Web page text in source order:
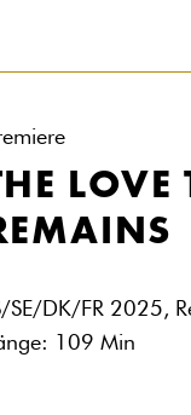
LOVE
SE/DK/FR 2025,
109 Min